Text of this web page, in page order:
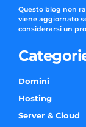
Questo blog non
viene aggiornato
considerarsi un
Domini
Hosting
Server & Cloud